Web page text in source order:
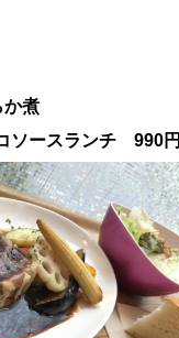
か煮
ースランチ 990円